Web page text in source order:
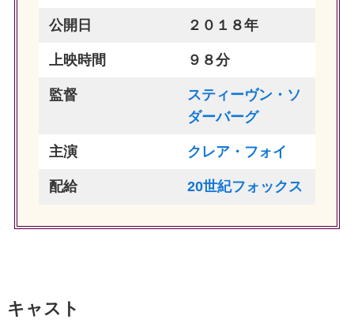
公開日 ２０１８年
上映時間 ９８分
監督
スティーヴン・ソ
ダーバーグ
主演 クレア・フォイ
配給 20世紀フォックス
キャスト